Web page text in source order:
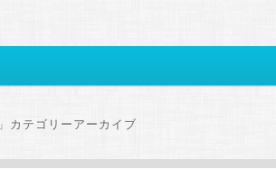
」カテゴリーアーカイブ